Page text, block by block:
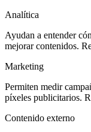
Analítica
Ayudan a entender
mejorar contenidos.
Marketing
Permiten medir
píxeles publicitarios.
Contenido externo